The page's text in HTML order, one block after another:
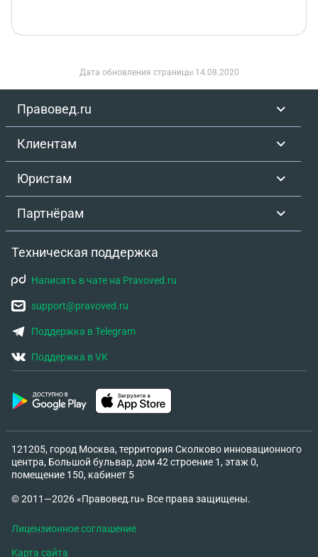
Дата обновления страницы 14.08.2020
Правовед.ru
Клиентам
Юристам
Партнёрам
Техническая поддержка
Написать в чате на Pravoved.ru
support@pravoved.ru
Поддержка в Telegram
Поддержка в VK
121205, город Москва, территория Сколково инновационного
центра, Большой бульвар, дом 42 строение 1, этаж 0,
помещение 150, кабинет 5
© 2011—2026 «Правовед.ru» Все права защищены.
Лицензионное соглашение
Карта сайта